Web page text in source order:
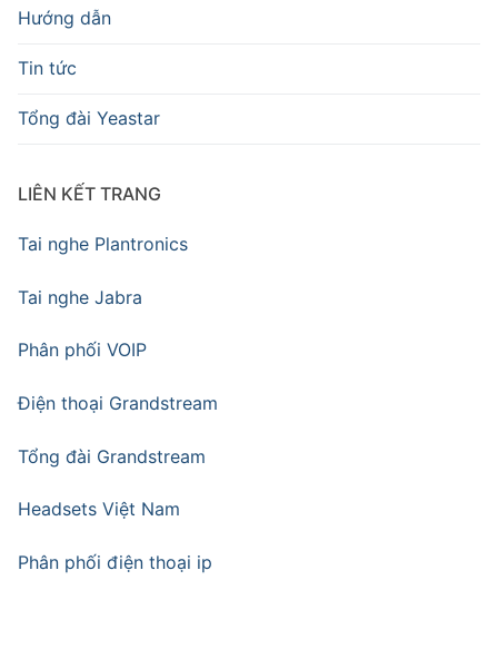
Hướng dẫn
Tin tức
Tổng đài Yeastar
LIÊN KẾT TRANG
Tai nghe Plantronics
Tai nghe Jabra
Phân phối VOIP
Điện thoại Grandstream
Tổng đài Grandstream
Headsets Việt Nam
Phân phối điện thoại ip